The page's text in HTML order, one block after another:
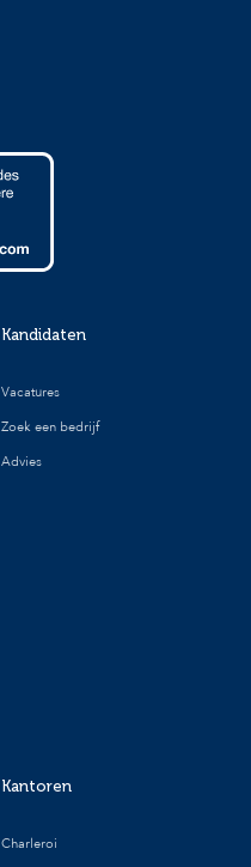
Kandidaten
Vacatures
Zoek een bedrijf
Advies
Kantoren
Charleroi